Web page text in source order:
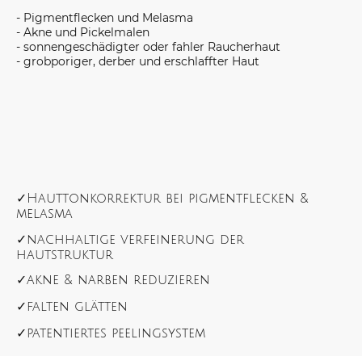
- Pigmentflecken und Melasma
- Akne und Pickelmalen
- sonnengeschädigter oder fahler Raucherhaut
- grobporiger, derber und erschlaffter Haut
✓ Hauttonkorrektur bei pigmentflecken &
melasma
✓ nachhaltige verfeinerung der
hautstruktur
✓akne & narben reduzieren
✓ falten glätten
✓ patentiertes peelingsystem